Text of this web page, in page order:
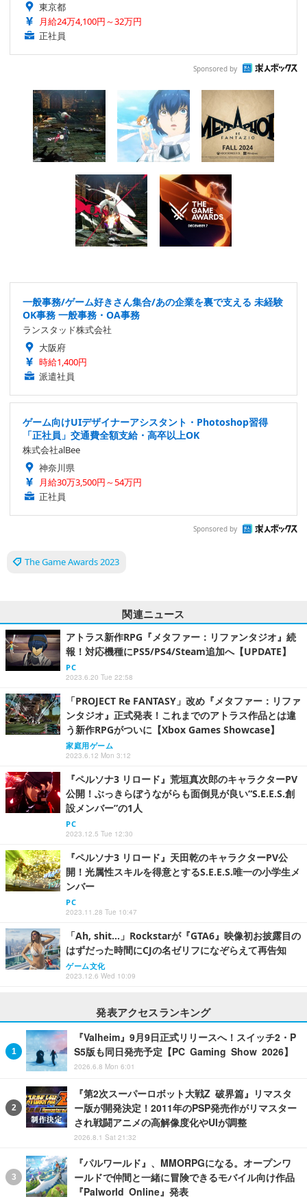
東京都
月給24万4,100円～32万円
正社員
Sponsored by
一般事務/ゲーム好きさん集合/あの企業を裏で支える 未経験
OK事務 一般事務・OA事務
ランスタッド株式会社
大阪府
時給1,400円
派遣社員
ゲーム向けUIデザイナーアシスタント・Photoshop習得
「正社員」交通費全額支給・高卒以上OK
株式会社alBee
神奈川県
月給30万3,500円～54万円
正社員
Sponsored by
The Game Awards 2023
関連ニュース
アトラス新作RPG『メタファー：リファンタジオ』続
報！対応機種にPS5/PS4/Steam追加へ【UPDATE】
PC
2023.6.20 Tue 22:58
「PROJECT Re FANTASY」改め『メタファー：リファ
ンタジオ』正式発表！これまでのアトラス作品とは違
う新作RPGがついに【Xbox Games Showcase】
家庭用ゲーム
2023.6.12 Mon 3:12
『ペルソナ3 リロード』荒垣真次郎のキャラクターPV
公開！ぶっきらぼうながらも面倒見が良い“S.E.E.S.創
設メンバー”の1人
PC
2023.12.5 Tue 12:30
『ペルソナ3 リロード』天田乾のキャラクターPV公
開！光属性スキルを得意とするS.E.E.S.唯一の小学生メ
ンバー
PC
2023.11.28 Tue 10:47
「Ah, shit…」Rockstarが『GTA6』映像初お披露目の
はずだった時間にCJの名ゼリフになぞらえて再告知
ゲーム文化
2023.12.6 Wed 10:09
発表アクセスランキング
『Valheim』9月9日正式リリースへ！スイッチ2・P
S5版も同日発売予定【PC Gaming Show 2026】
2026.6.8 Mon 6:01
『第2次スーパーロボット大戦Z 破界篇』リマスタ
ー版が開発決定！2011年のPSP発売作がリマスター
され戦闘アニメの高解像度化やUIが調整
2026.8.1 Sat 21:32
『パルワールド』、MMORPGになる。オープンワ
ールドで仲間と一緒に冒険できるモバイル向け作品
『Palworld Online』発表